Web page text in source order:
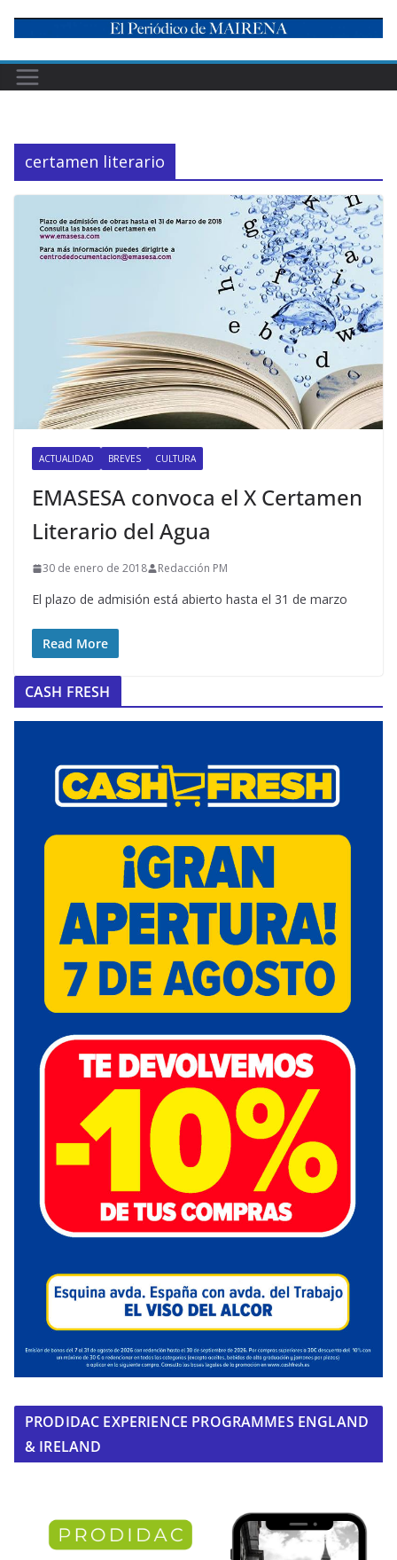
content
certamen literario
ACTUALIDAD BREVES CULTURA
EMASESA convoca el X Certamen
Literario del Agua
30 de enero de 2018 Redacción PM
El plazo de admisión está abierto hasta el 31 de marzo
Read More
CASH FRESH
PRODIDAC EXPERIENCE PROGRAMMES ENGLAND
& IRELAND